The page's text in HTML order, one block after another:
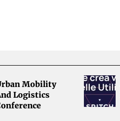
Mobility
Logistics